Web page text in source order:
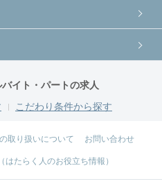
イト・パートの求人
こだわり条件から探す
取り扱いについて お問い合わせ
はたらく人のお役立ち情報）